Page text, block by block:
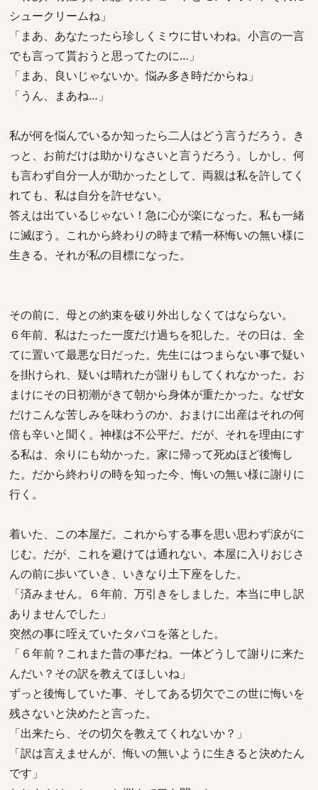
シュークリームね」
「まあ、あなたったら珍しくミウに甘いわね。小言の一言
でも言って貰おうと思ってたのに…」
「まあ、良いじゃないか。悩み多き時だからね」
「うん、まあね…」
私が何を悩んでいるか知ったら二人はどう言うだろう。き
っと、お前だけは助かりなさいと言うだろう。しかし、何
も言わず自分一人が助かったとして、両親は私を許してく
れても、私は自分を許せない。
答えは出ているじゃない！急に心が楽になった。私も一緒
に滅ぼう。これから終わりの時まで精一杯悔いの無い様に
生きる。それが私の目標になった。
その前に、母との約束を破り外出しなくてはならない。
６年前、私はたった一度だけ過ちを犯した。その日は、全
てに置いて最悪な日だった。先生にはつまらない事で疑い
を掛けられ、疑いは晴れたが謝りもしてくれなかった。お
まけにその日初潮がきて朝から身体が重たかった。なぜ女
だけこんな苦しみを味わうのか、おまけに出産はそれの何
倍も辛いと聞く。神様は不公平だ。だが、それを理由にす
る私は、余りにも幼かった。家に帰って死ぬほど後悔し
た。だから終わりの時を知った今、悔いの無い様に謝りに
行く。
着いた、この本屋だ。これからする事を思い思わず涙がに
じむ。だが、これを避けては通れない。本屋に入りおじさ
んの前に歩いていき、いきなり土下座をした。
「済みません。６年前、万引きをしました。本当に申し訳
ありませんでした」
突然の事に咥えていたタバコを落とした。
「６年前？これまた昔の事だね。一体どうして謝りに来た
んだい？その訳を教えてほしいね」
ずっと後悔していた事、そしてある切欠でこの世に悔いを
残さないと決めたと言った。
「出来たら、その切欠を教えてくれないか？」
「訳は言えませんが、悔いの無いように生きると決めたん
です」